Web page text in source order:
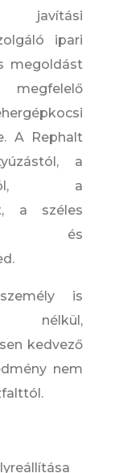
javítási
ipari
megoldást
A Rephalt
a
a
a széles
és
is
nélkül,
kedvező
nem